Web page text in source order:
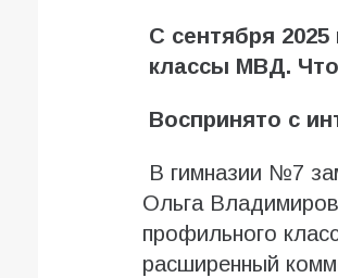
С сентября
классы МВД.
Воспринято с
В гимназии №7
Ольга
профильного
расширенный